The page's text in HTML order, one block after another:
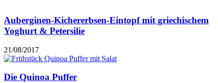
Auberginen-Kichererbsen-Eintopf mit griechischem
Yoghurt & Petersilie
21/08/2017
Die Quinoa Puffer